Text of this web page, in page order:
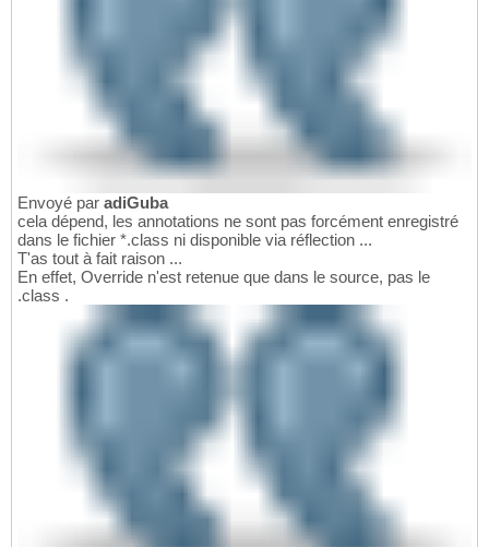
Envoyé par adiGuba
cela dépend, les annotations ne sont pas forcément enregistré
dans le fichier *.class ni disponible via réflection ...
T'as tout à fait raison ...
En effet, Override n'est retenue que dans le source, pas le
.class .